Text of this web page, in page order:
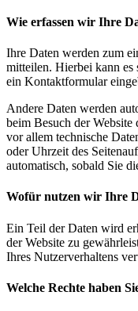
Wie erfassen wir Ihre
Ihre Daten werden zum
mitteilen. Hierbei kann es
ein Kontaktformular
Andere Daten werden
beim Besuch der Website
vor allem technische
oder Uhrzeit des
automatisch, sobald Sie
Wofür nutzen wir Ihre
Ein Teil der Daten wird
der Website zu
Ihres Nutzerverhaltens
Welche Rechte haben